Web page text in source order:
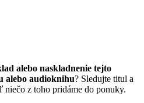
alebo naskladnenie tejto
alebo audioknihu? Sledujte titul a
niečo z toho pridáme do ponuky.